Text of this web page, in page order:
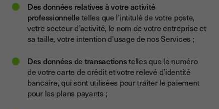
Des données relatives à votre activité
professionnelletelles que l’intitulé de votre poste,
votre secteur d’activité, le nom de votre entreprise et
sa taille, votre intention d’usage de nos Services ;
Des données de transactionstelles que le numéro
de votre carte de crédit et votre relevé d’identité
bancaire, qui sont utilisées pour traiter le paiement
pour les plans payants ;